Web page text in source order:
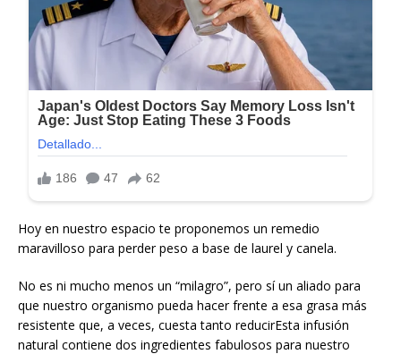
Hoy en nuestro espacio te proponemos un remedio
maravilloso para perder peso a base de laurel y canela.
No es ni mucho menos un “milagro”, pero sí un aliado para
que nuestro organismo pueda hacer frente a esa grasa más
resistente que, a veces, cuesta tanto reducirEsta infusión
natural contiene dos ingredientes fabulosos para nuestro